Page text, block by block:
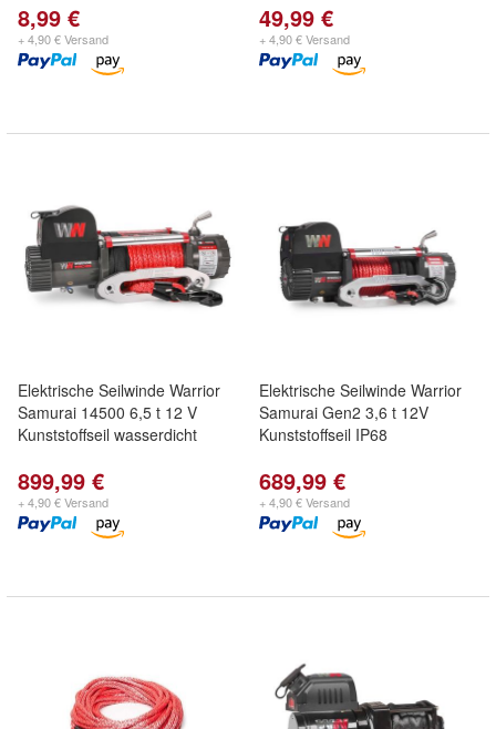
8,99 €
+ 4,90 € Versand
49,99 €
+ 4,90 € Versand
Elektrische Seilwinde Warrior
Samurai 14500 6,5 t 12 V
Kunststoffseil wasserdicht
899,99 €
+ 4,90 € Versand
Elektrische Seilwinde Warrior
Samurai Gen2 3,6 t 12V
Kunststoffseil IP68
689,99 €
+ 4,90 € Versand